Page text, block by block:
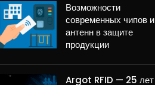
Возможности
современных чипов и
антенн в защите
продукции
Argot RFID — 25 лет